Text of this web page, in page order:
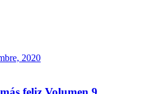
2020